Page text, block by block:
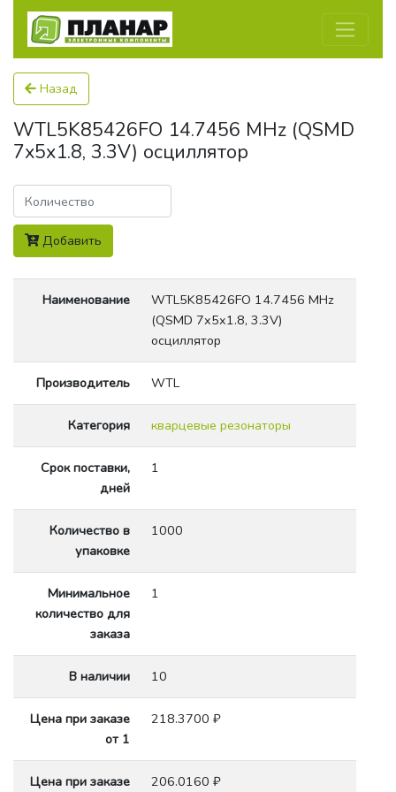
Назад
WTL5K85426FO 14.7456 MHz (QSMD
7x5x1.8, 3.3V) осциллятор
Количество
Добавить
Наименование
WTL5K85426FO 14.7456 MHz
(QSMD 7x5x1.8, 3.3V)
осциллятор
Производитель WTL
Категория кварцевые резонаторы
Срок поставки,
дней
1
Количество в
упаковке
1000
Минимальное
количество для
заказа
1
В наличии 10
Цена при заказе
от 1
218.3700 ₽
Цена при заказе 206.0160 ₽